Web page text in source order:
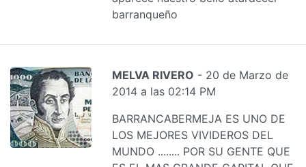
barranqueño
MELVA RIVERO - 20 de Marzo de
2014 a las 02:14 PM
BARRANCABERMEJA ES UNO DE
LOS MEJORES VIVIDEROS DEL
MUNDO ........ POR SU GENTE QUE